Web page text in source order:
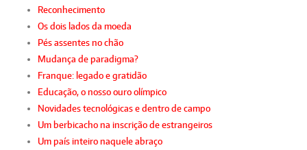
Reconhecimento
Os dois lados da moeda
Pés assentes no chão
Mudança de paradigma?
Franque: legado e gratidão
Educação, o nosso ouro olímpico
Novidades tecnológicas e dentro de campo
Um berbicacho na inscrição de estrangeiros
Um país inteiro naquele abraço